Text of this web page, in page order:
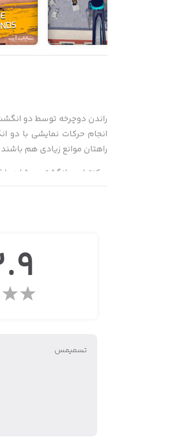
انجام حرکات نمایشی با
راهتان موانع زیادی هم باشند
- کنترل دوانگشتی، مشابه با Touchgrind BMS
- سیستم رده‌بندی سفت‌وسخت
تسمیمس